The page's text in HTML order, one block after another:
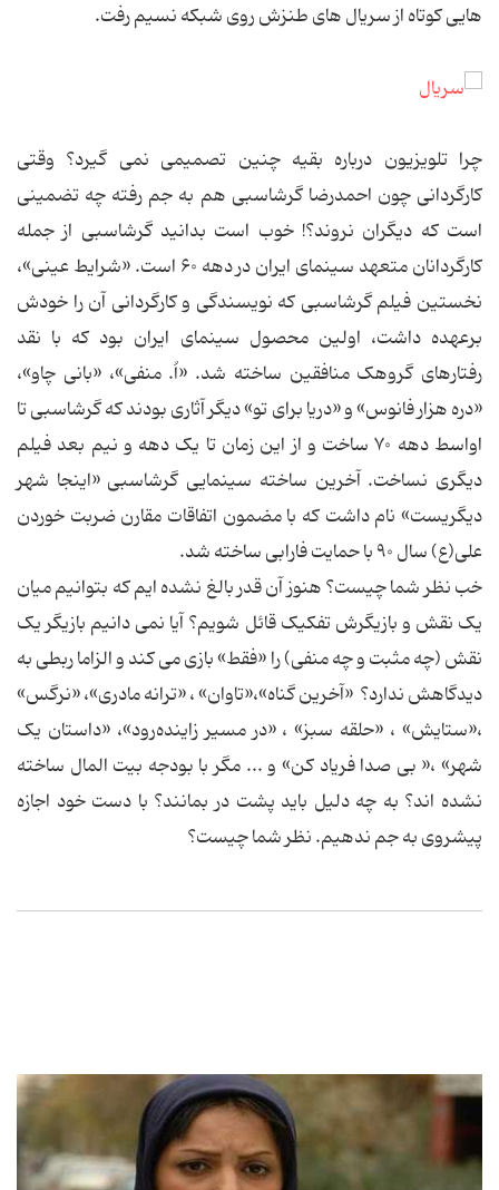
هایی کوتاه از سریال های طنزش روی شبکه نسیم رفت.
چرا تلویزیون درباره بقیه چنین تصمیمی نمی گیرد؟ وقتی
کارگردانی چون احمدرضا گرشاسبی هم به جم رفته چه تضمینی
است که دیگران نروند؟! خوب است بدانید گرشاسبی از جمله
کارگردانان متعهد سینمای ایران در دهه ۶۰ است. «شرایط عینی»،
نخستین فیلم گرشاسبی که نویسندگی و کارگردانی آن را خودش
برعهده داشت، اولین محصول سینمای ایران بود که با نقد
رفتارهای گروهک منافقین ساخته شد. «اُ. منفی»، «بانی چاو»،
«دره هزار فانوس» و «دریا برای تو» دیگر آثاری بودند که گرشاسبی تا
اواسط دهه ۷۰ ساخت و از این زمان تا یک دهه و نیم بعد فیلم
دیگری نساخت. آخرین ساخته سینمایی گرشاسبی «اینجا شهر
دیگریست» نام داشت که با مضمون اتفاقات مقارن ضربت خوردن
علی(ع) سال ۹۰ با حمایت فارابی ساخته شد.
خب نظر شما چیست؟ هنوز آن قدر بالغ نشده ایم که بتوانیم میان
یک نقش و بازیگرش تفکیک قائل شویم؟ آیا نمی دانیم بازیگر یک
نقش (چه مثبت و چه منفی) را «فقط» بازی می کند و الزاما ربطی به
دیدگاهش ندارد؟ «آخرین گناه»،«تاوان» ، «ترانه مادری»، «نرگس»
،«ستایش» ، «حلقه سبز» ، «در مسیر زاینده‌رود»، «داستان یک
شهر» ،« بی صدا فریاد کن» و ... مگر با بودجه بیت المال ساخته
نشده اند؟ به چه دلیل باید پشت در بمانند؟ با دست خود اجازه
پیشروی به جم ندهیم. نظر شما چیست؟